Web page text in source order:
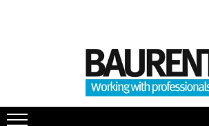
Dinti cupa excavator
Cupe
Piese Multimarca
Acumulatori US Battery